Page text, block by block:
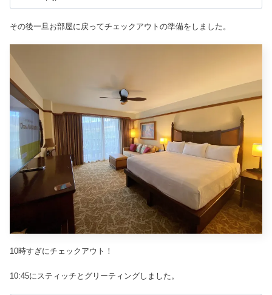
その後一旦お部屋に戻ってチェックアウトの準備をしました。
10時すぎにチェックアウト！
10:45にスティッチとグリーティングしました。